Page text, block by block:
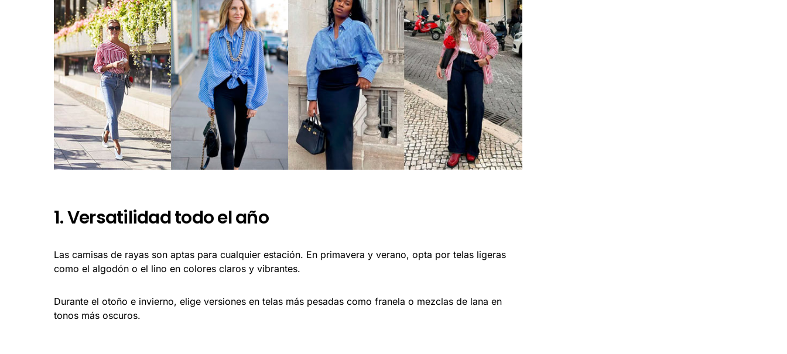
1. Versatilidad todo el año
Las camisas de rayas son aptas para cualquier estación. En primavera y verano, opta por telas ligeras
como el algodón o el lino en colores claros y vibrantes.
Durante el otoño e invierno, elige versiones en telas más pesadas como franela o mezclas de lana en
tonos más oscuros.